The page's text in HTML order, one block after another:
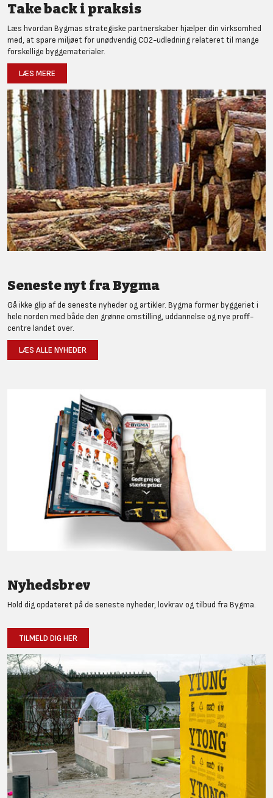
Take back i praksis
Læs hvordan Bygmas strategiske partnerskaber hjælper din virksomhed
med, at spare miljøet for unødvendig CO2-udledning relateret til mange
forskellige byggematerialer.
LÆS MERE
Seneste nyt fra Bygma
Gå ikke glip af de seneste nyheder og artikler. Bygma former byggeriet i
hele norden med både den grønne omstilling, uddannelse og nye proff-
centre landet over.
LÆS ALLE NYHEDER
Nyhedsbrev
Hold dig opdateret på de seneste nyheder, lovkrav og tilbud fra Bygma.
TILMELD DIG HER